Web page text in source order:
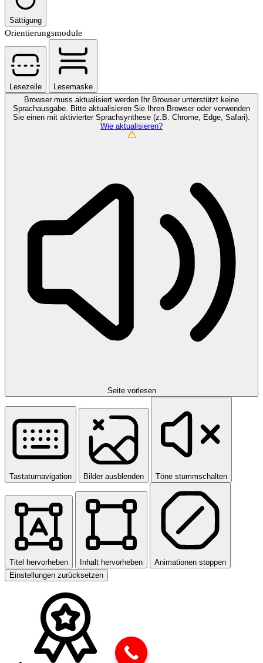
Sättigung
Orientierungsmodule
Lesezeile
Lesemaske
Browser muss aktualisiert werden
Ihr Browser unterstützt keine
Sprachausgabe. Bitte aktualisieren Sie Ihren Browser oder verwenden
Sie einen mit aktivierter Sprachsynthese (z.B. Chrome, Edge, Safari).
Wie aktualisieren?
Seite vorlesen
Tastaturnavigation Bilder ausblenden Töne stummschalten
Titel hervorheben Inhalt hervorheben
Animationen stoppen
Einstellungen zurücksetzen